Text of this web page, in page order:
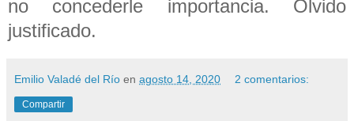
no concederle importancia. Olvido
justificado.
Emilio Valadé del Río en agosto 14, 2020 2 comentarios:
Compartir